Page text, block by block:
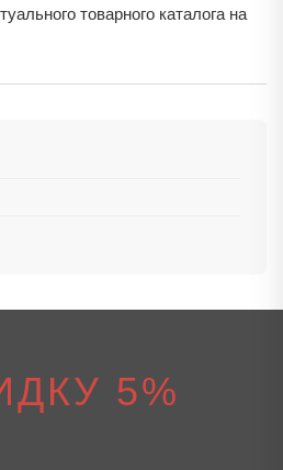
товарного каталога на
5%